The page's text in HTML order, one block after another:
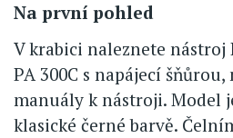
Na první pohled
V krabici naleznete nástroj
PA 300C s napájecí
manuály k nástroji. Model
klasické černé barvě.